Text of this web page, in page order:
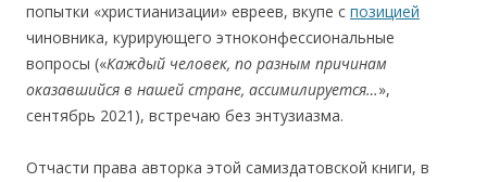
попытки «христианизации» евреев, вкупе с позицией
чиновника, курирующего этноконфессиональные
вопросы («Каждый человек, по разным причинам
оказавшийся в нашей стране, ассимилируется…»,
сентябрь 2021), встречаю без энтузиазма.
Отчасти права авторка этой самиздатовской книги, в